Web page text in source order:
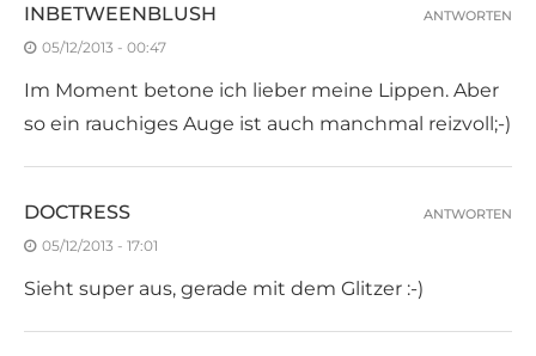
INBETWEENBLUSH
05/12/2013 - 00:47
Im Moment betone ich lieber meine Lippen. Aber
so ein rauchiges Auge ist auch manchmal reizvoll;-)
ANTWORTEN
DOCTRESS
05/12/2013 - 17:01
Sieht super aus, gerade mit dem Glitzer :-)
ANTWORTEN